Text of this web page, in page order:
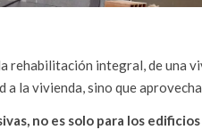
rehabilitación integral, de una
la vivienda, sino que
no es solo para los